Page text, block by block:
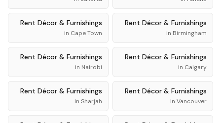
Rent Décor & Furnishings
in Birmingham
Rent Décor & Furnishings
in Cape Town
Rent Décor & Furnishings
in Calgary
Rent Décor & Furnishings
in Nairobi
Rent Décor & Furnishings
in Vancouver
Rent Décor & Furnishings
in Sharjah